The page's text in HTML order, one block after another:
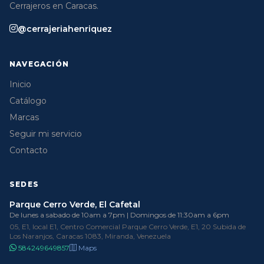
Cerrajeros en Caracas.
@cerrajeriahenriquez
NAVEGACIÓN
Inicio
Catálogo
Marcas
Seguir mi servicio
Contacto
SEDES
Parque Cerro Verde, El Cafetal
De lunes a sabado de 10am a 7pm | Domingos de 11:30am a 6pm
05, E1, local E1, Centro Comercial Parque Cerro Verde, E1, 20 Subida de
Los Naranjos, Caracas 1083, Miranda, Venezuela
584249649857
Maps